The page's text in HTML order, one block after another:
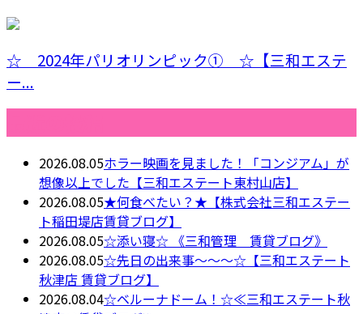
☆ 2024年パリオリンピック① ☆【三和エステ
ー...
2026.08.05ホラー映画を見ました！「コンジアム」が
想像以上でした【三和エステート東村山店】
2026.08.05★何食べたい？★【株式会社三和エステー
ト稲田堤店賃貸ブログ】
2026.08.05☆添い寝☆ 《三和管理 賃貸ブログ》
2026.08.05☆先日の出来事～～～☆【三和エステート
秋津店 賃貸ブログ】
2026.08.04☆ベルーナドーム！☆≪三和エステート秋